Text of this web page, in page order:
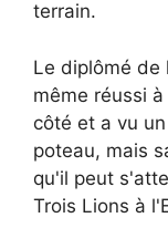
terrain.
Le diplômé de
même réussi
côté et a vu
poteau, mais
qu'il peut
Trois Lions à